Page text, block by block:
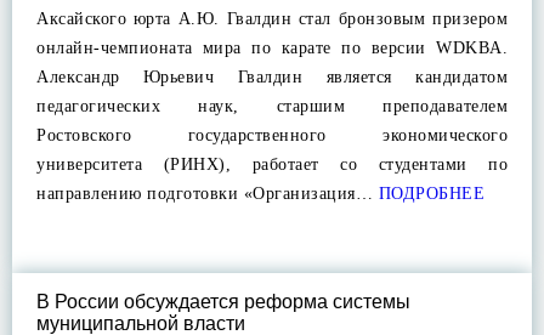
Аксайского юрта А.Ю. Гвалдин стал бронзовым призером
онлайн-чемпионата мира по карате по версии WDKBA.
Александр Юрьевич Гвалдин является кандидатом
педагогических наук, старшим преподавателем
Ростовского государственного экономического
университета (РИНХ), работает со студентами по
направлению подготовки «Организация… ПОДРОБНЕЕ
В России обсуждается реформа системы
муниципальной власти